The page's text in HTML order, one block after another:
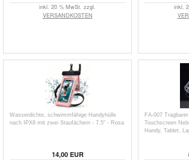
inkl. 20 % MwSt. zzgl.
VERSANDKOSTEN
inkl.
Wasserdichte, schwimmfähige Handyhülle
nach IPX8 mit zwei Staufächern - 7.5" - Rosa
14,00EUR
FA-007
Touchscreen
Handy, Tablet,